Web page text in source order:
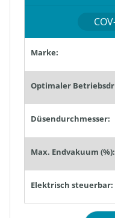
Marke:
Düsendurchmesser:
Max. Endvakuum (%):
Elektrisch steuerbar: